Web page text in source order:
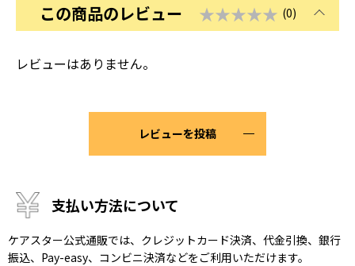
この商品のレビュー ★★★★★ (0)
レビューはありません。
レビューを投稿
支払い方法について
ケアスター公式通販では、クレジットカード決済、代金引換、銀行
振込、Pay-easy、コンビニ決済などをご利用いただけます。